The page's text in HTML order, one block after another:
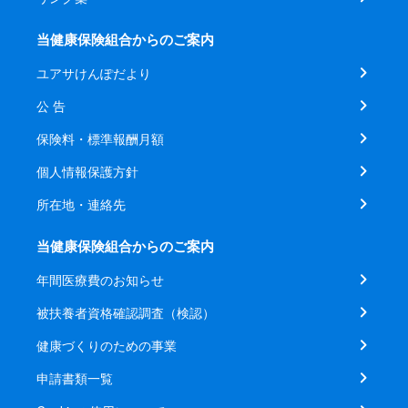
当健康保険組合からのご案内
ユアサけんぽだより
公 告
保険料・標準報酬月額
個人情報保護方針
所在地・連絡先
当健康保険組合からのご案内
年間医療費のお知らせ
被扶養者資格確認調査（検認）
健康づくりのための事業
申請書類一覧